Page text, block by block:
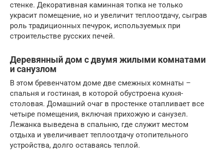
стенке. Декоративная каминная топка не только
украсит помещение, но и увеличит теплоотдачу, сыграв
роль традиционных печурок, используемых при
строительстве русских печей.
Деревянный дом с двумя жилыми комнатами
и санузлом
В этом бревенчатом доме две смежных комнаты –
спальня и гостиная, в которой обустроена кухня-
столовая. Домашний очаг в простенке отапливает все
четыре помещения, включая прихожую и санузел.
Лежанка выведена в спальню, где служит местом
отдыха и увеличивает теплоотдачу отопительного
устройства, долго оставаясь теплой.